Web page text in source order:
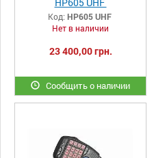
Код: HP605 UHF
Нет в наличии
23 400,00 грн.
Сообщить о наличии